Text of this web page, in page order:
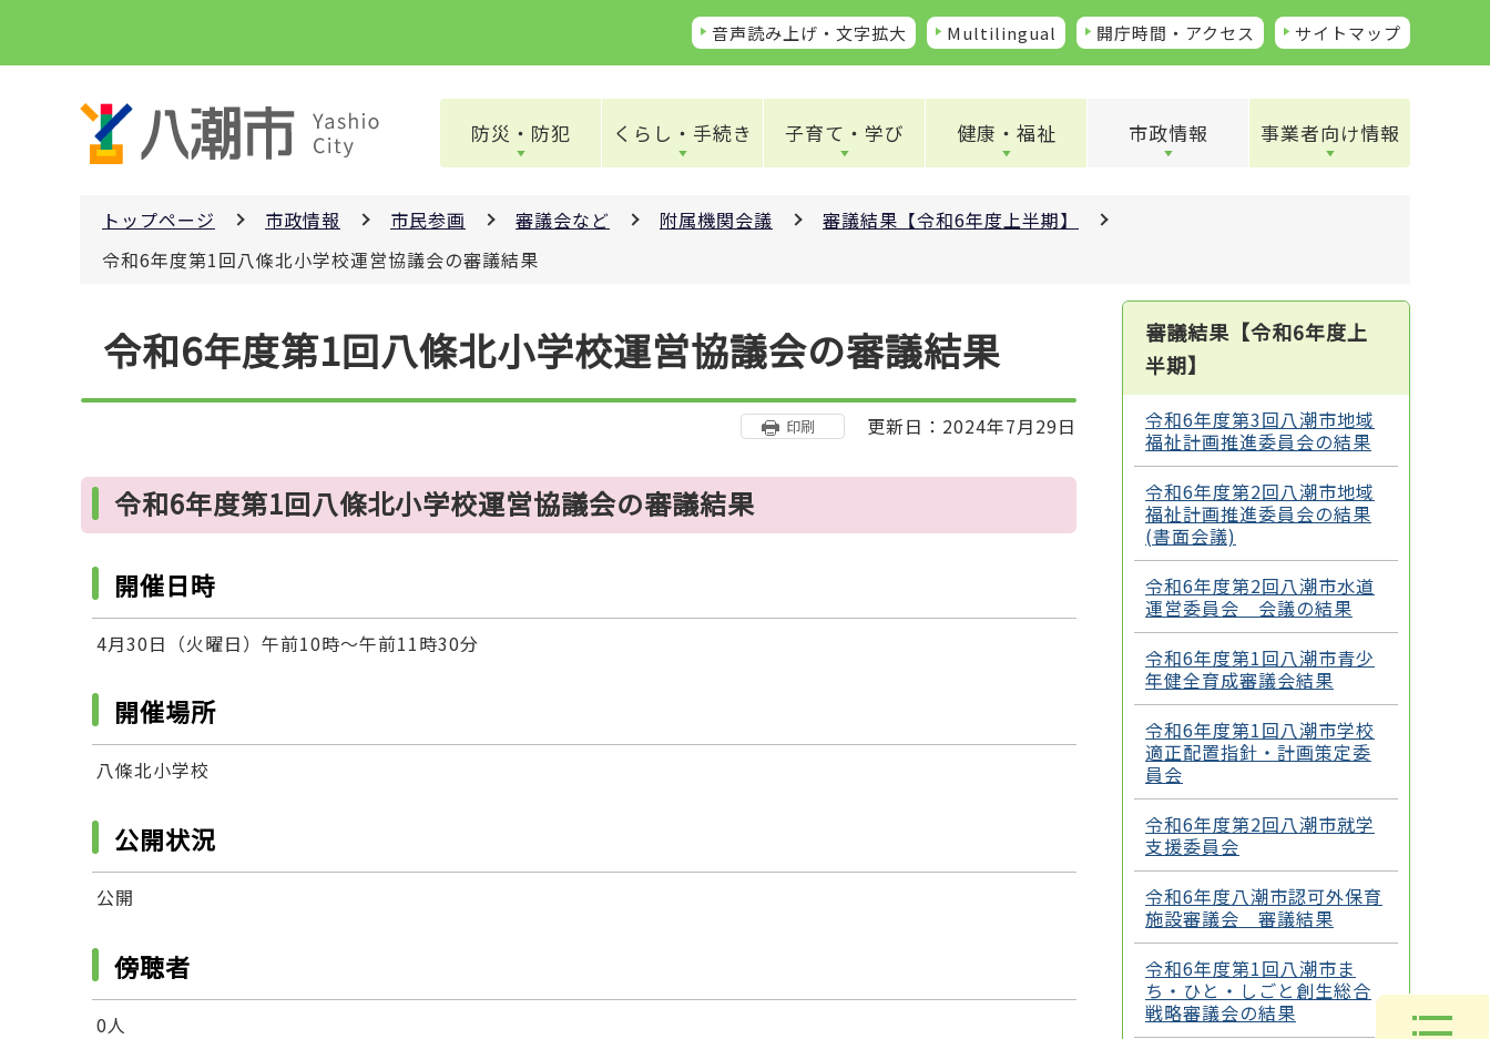
ペ
音声読み上げ・文字拡大 Multilingual 開庁時間・アクセス サイトマップ
防災・防犯 くらし・手続き 子育て・学び 健康・福祉 市政情報 事業者向け情報
トップページ 市政情報 市民参画 審議会など 附属機関会議
審議結果【令和6年度上半期】
令和6年度第1回八條北小学校運営協議会の審議結果
令和6年度第1回八條北小学校運営協議会の審議結果
印刷 更新日：2024年7月29日
令和6年度第1回八條北小学校運営協議会の審議結果
開催日時
4月30日（火曜日）午前10時～午前11時30分
開催場所
八條北小学校
公開状況
公開
傍聴者
0人
審議結果【令和6年度上
半期】
令和6年度第3回八潮市地域
福祉計画推進委員会の結果
令和6年度第2回八潮市地域
福祉計画推進委員会の結果
(書面会議)
令和6年度第2回八潮市水道
運営委員会 会議の結果
令和6年度第1回八潮市青少
年健全育成審議会結果
令和6年度第1回八潮市学校
適正配置指針・計画策定委
員会
令和6年度第2回八潮市就学
支援委員会
令和6年度八潮市認可外保育
施設審議会 審議結果
令和6年度第1回八潮市ま
ち・ひと・しごと創生総合
戦略審議会の結果